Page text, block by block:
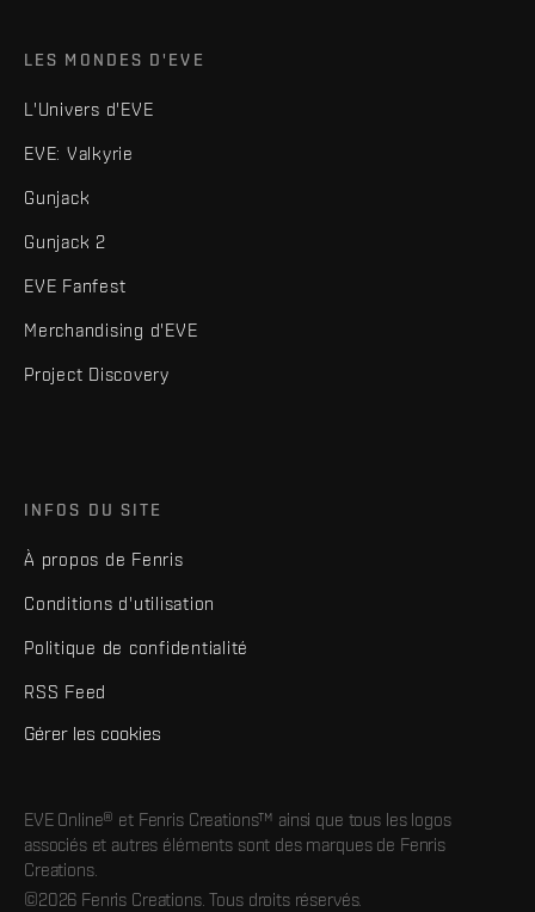
LES MONDES D'EVE
L'Univers d'EVE
EVE: Valkyrie
Gunjack
Gunjack 2
EVE Fanfest
Merchandising d'EVE
Project Discovery
INFOS DU SITE
À propos de Fenris
Conditions d'utilisation
Politique de confidentialité
RSS Feed
Gérer les cookies
EVE Online® et Fenris Creations™ ainsi que tous les logos
associés et autres éléments sont des marques de Fenris
Creations.
©2026 Fenris Creations. Tous droits réservés.